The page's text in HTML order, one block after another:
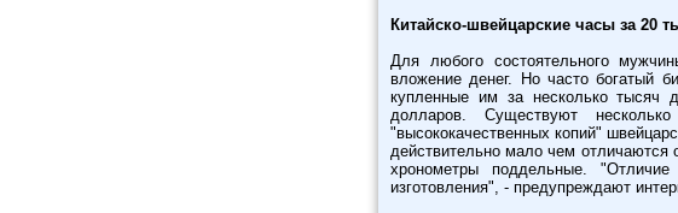
Китайско-швейцарские часы за 20
Для любого состоятельного
вложение денег. Но часто богатый
купленные им за несколько тысяч
долларов. Существуют
"высококачественных копий"
действительно мало чем отличаются
хронометры поддельные.
изготовления", - предупреждают